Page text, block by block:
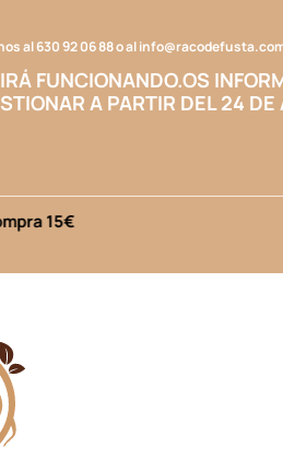
al630 92 06 88o al
FUNCIONANDO.OS
A PARTIR DEL 24 DE
15€